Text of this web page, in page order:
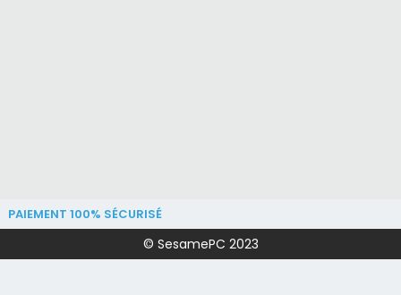
PAIEMENT 100% SÉCURISÉ
© SesamePC 2023